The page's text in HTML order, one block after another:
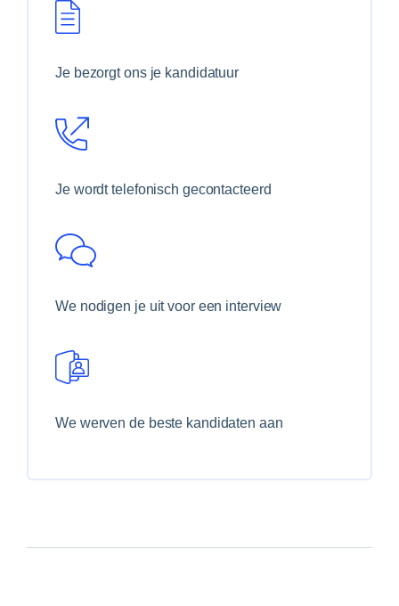
Je bezorgt ons je kandidatuur
Je wordt telefonisch gecontacteerd
We nodigen je uit voor een interview
We werven de beste kandidaten aan